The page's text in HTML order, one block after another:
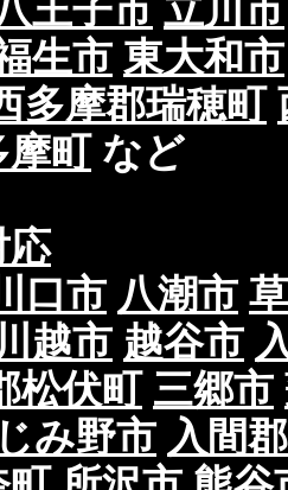
王子市 立川市
生市 東大和市
多摩郡瑞穂町
摩町など
応
口市 八潮市
越市 越谷市
松伏町 三郷市
み野市 入間